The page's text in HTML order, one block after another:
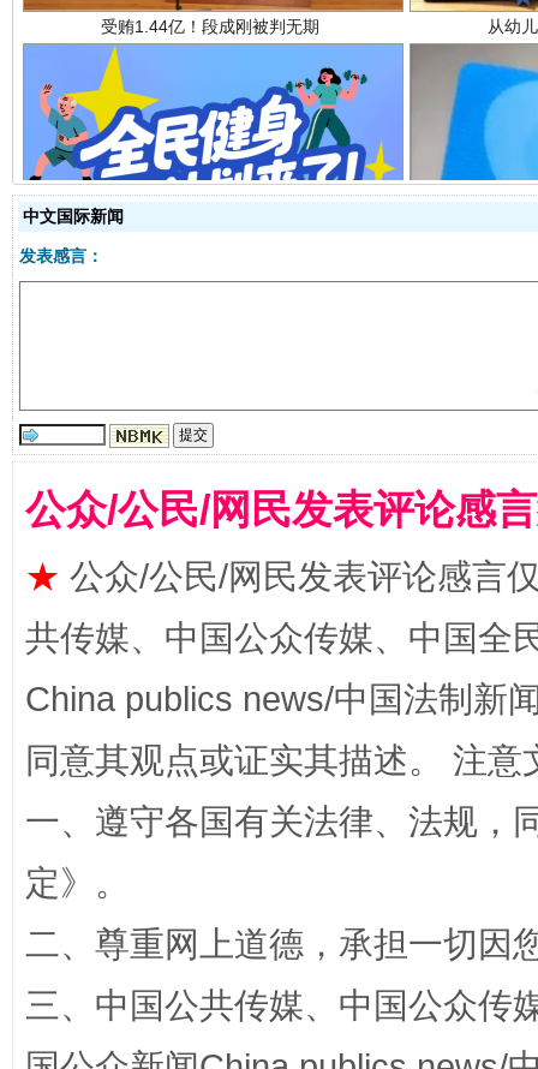
全民健身五年计划来了！等你上场
阿坝州三大球赛在茂县开幕 规模
国家大学科技园优化重塑工作
中文国际新闻
发表感言：
公众/公民/网民发表评论感
★ 公众/公民/网民发表评论感言
共传媒、中国公众传媒、中国全
China publics news/中国法制新
同意其观点或证实其描述。 注
一、遵守各国有关法律、法规，
定》。
二、尊重网上道德，承担一切因
三、中国公共传媒、中国公众传